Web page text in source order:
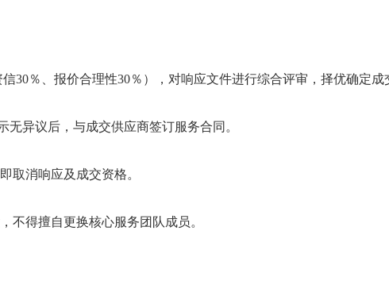
信30％、报价合理性30％），对响应文件进行综合评审，择优确定成
无异议后，与成交供应商签订服务合同。
取消响应及成交资格。
不得擅自更换核心服务团队成员。